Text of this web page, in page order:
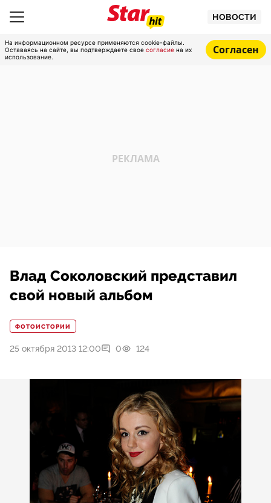
НОВОСТИ
На информационном ресурсе применяются cookie-файлы.
Оставаясь на сайте, вы подтверждаете свое согласие на их
использование.
Согласен
Влад Соколовский представил
свой новый альбом
ФОТОИСТОРИИ
25 октября 2013 12:00 0 124